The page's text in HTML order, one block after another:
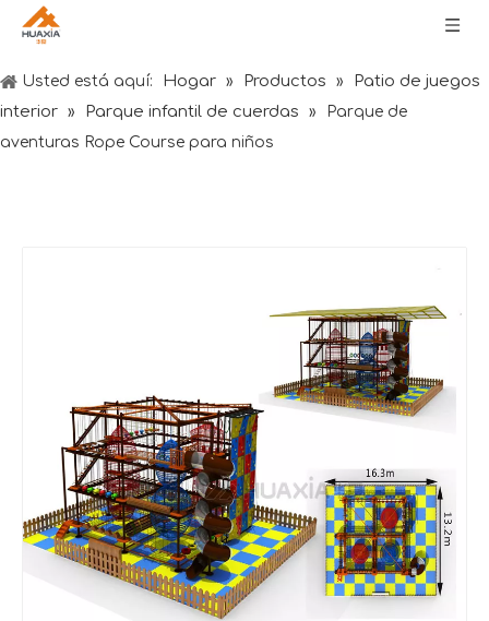
Usted está aquí: Hogar » Productos »
Patio de juegos
interior » Parque infantil de cuerdas »
Parque de
aventuras Rope Course para niños